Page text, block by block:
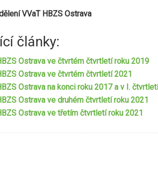
VVaT HBZS Ostrava
články:
Ostrava ve čtvrtém čtvrtletí roku 2019
Ostrava ve čtvrtém čtvrtletí 2021
Ostrava na konci roku 2017 a v I.
Ostrava ve druhém čtvrtletí roku 2021
Ostrava ve třetím čtvrtletí roku 2021